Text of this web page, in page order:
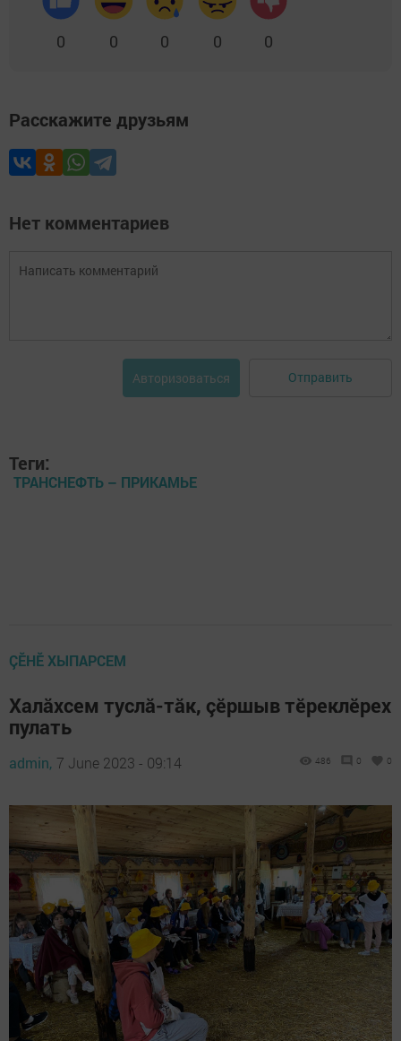
0 0 0 0 0
Расскажите друзьям
Нет комментариев
Авторизоваться Отправить
Теги:
ТРАНСНЕФТЬ – ПРИКАМЬЕ
ÇӖНӖ ХЫПАРСЕМ
Халăхсем туслă-тăк, çӗршыв тӗреклӗрех
пулать
admin, 7 June 2023 - 09:14 486 0 0